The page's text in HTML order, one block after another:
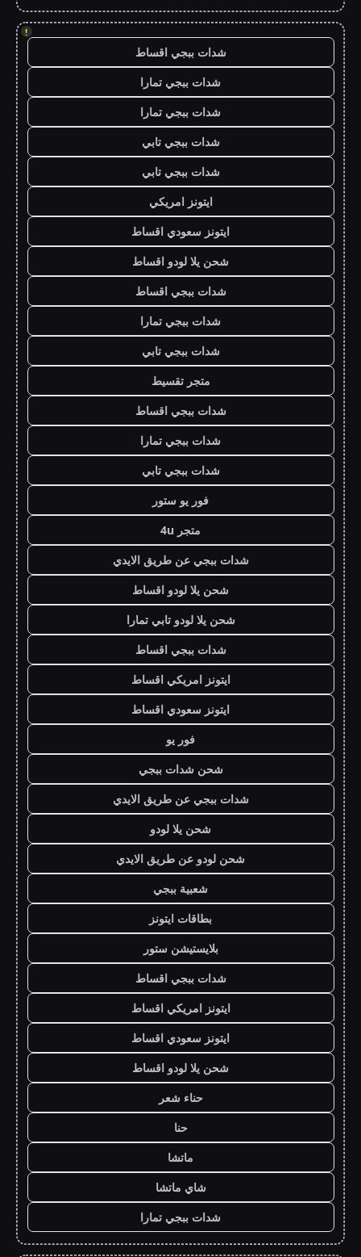
!
شدات ببجي اقساط
شدات ببجي تمارا
شدات ببجي تمارا
شدات ببجي تابي
شدات ببجي تابي
ايتونز امريكي
ايتونز سعودي اقساط
شحن يلا لودو اقساط
شدات ببجي اقساط
شدات ببجي تمارا
شدات ببجي تابي
متجر تقسيط
شدات ببجي اقساط
شدات ببجي تمارا
شدات ببجي تابي
فور يو ستور
متجر 4u
شدات ببجي عن طريق الايدي
شحن يلا لودو اقساط
شحن يلا لودو تابي تمارا
شدات ببجي اقساط
ايتونز امريكي اقساط
ايتونز سعودي اقساط
فور يو
شحن شدات ببجي
شدات ببجي عن طريق الايدي
شحن يلا لودو
شحن لودو عن طريق الايدي
شعبية ببجي
بطاقات ايتونز
بلايستيشن ستور
شدات ببجي اقساط
ايتونز امريكي اقساط
ايتونز سعودي اقساط
شحن يلا لودو اقساط
حناء شعر
حنا
ماتشا
شاي ماتشا
شدات ببجي تمارا